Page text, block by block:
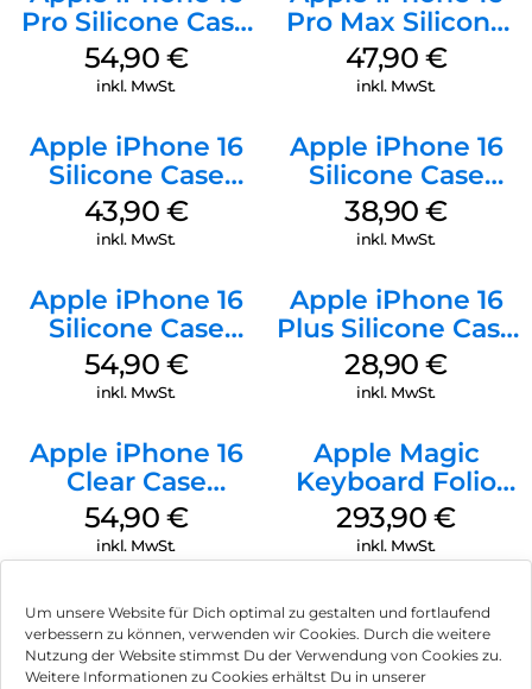
Um unsere Website für Dich optimal zu gestalten und fortlaufend
verbessern zu können, verwenden wir Cookies. Durch die weitere
Nutzung der Website stimmst Du der Verwendung von Cookies zu.
Weitere Informationen zu Cookies erhältst Du in unserer
Pro Silicone Case
MagSafe Black
54,90 €
inkl. MwSt.
Pro Max Silicone
Case MagSafe
Black
47,90 €
inkl. MwSt.
Apple iPhone 16
Silicone Case
MagSafe Plum
43,90 €
inkl. MwSt.
Apple iPhone 16
Silicone Case
MagSafe
Ultramarine
38,90€
inkl. MwSt.
Apple iPhone 16
Silicone Case
MagSafe Black
54,90 €
inkl. MwSt.
Apple iPhone 16
Plus Silicone Case
MagSafe Black
28,90€
inkl. MwSt.
Apple iPhone 16
Clear Case
MagSafe
Transparent
54,90 €
inkl. MwSt.
Apple Magic
Keyboard Folio
iPad 10.9″ (10.Gen.)
Weiß
293,90€
inkl. MwSt.
Impressum